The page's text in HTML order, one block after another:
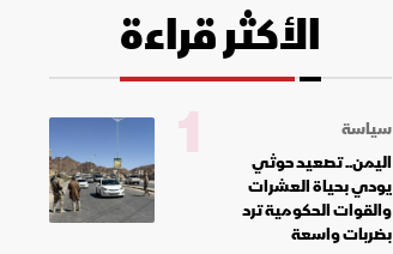
الأكثر قراءة
سياسة
اليمن.. تصعيد حوثي
يودي بحياة العشرات
والقوات الحكومية ترد
بضربات واسعة
1